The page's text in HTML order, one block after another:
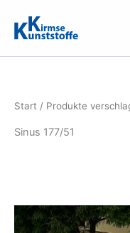
Inhalt
springen
Start / Produkte
Sinus 177/51